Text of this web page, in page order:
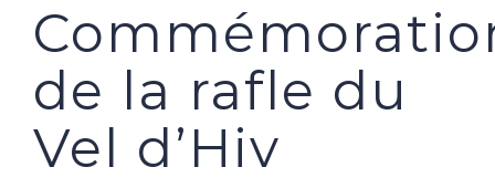
de la rafle du
Vel d’Hiv